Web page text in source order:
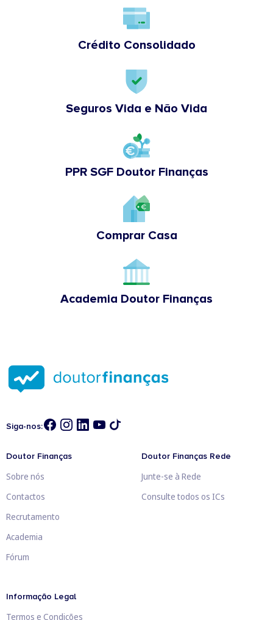
Crédito Consolidado
Seguros Vida e Não Vida
PPR SGF Doutor Finanças
Comprar Casa
Academia Doutor Finanças
Siga-nos:
Doutor Finanças
Sobre nós
Contactos
Recrutamento
Academia
Fórum
Doutor Finanças Rede
Junte-se à Rede
Consulte todos os ICs
Informação Legal
Termos e Condições